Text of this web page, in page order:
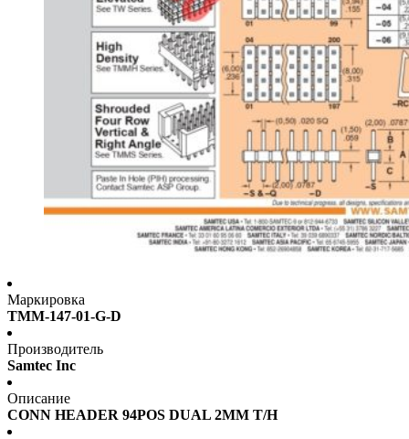
Маркировка
TMM-147-01-G-D
Производитель
Samtec Inc
Описание
CONN HEADER 94POS DUAL 2MM T/H